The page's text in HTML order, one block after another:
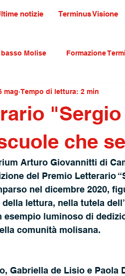
notizie Terminus Visione
Molise Formazione
e turismo primo piano
che
mag Tempo di lettura: 2 min
Arturo Giovannitti di
del Premio Letterario
nel dicembre 2020,
lettura, nella tutela
esempio luminoso di
comunità molisana.
Gabriella de Lisio e Paola